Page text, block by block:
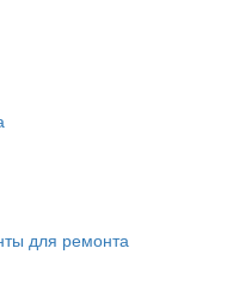
для ремонта